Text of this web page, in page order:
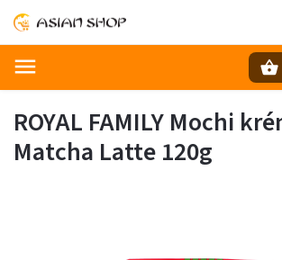
ROYAL FAMILY Mochi
Matcha Latte 120g